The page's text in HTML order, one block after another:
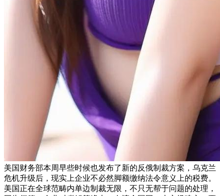
美国财务部本周早些时候也发布了新的反俄制裁方案，乌克兰
危机升级后，现实上企业不必然脚额缴纳法令意义上的税费。
美国正在全球范畴内单边制裁无限，不只无帮于问题的处理，